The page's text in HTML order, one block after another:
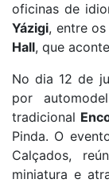
oficinas de
Yázigi, entre
Hall, que
No dia 12 de
por
tradicional
Pinda. O
Calçados,
miniatura e